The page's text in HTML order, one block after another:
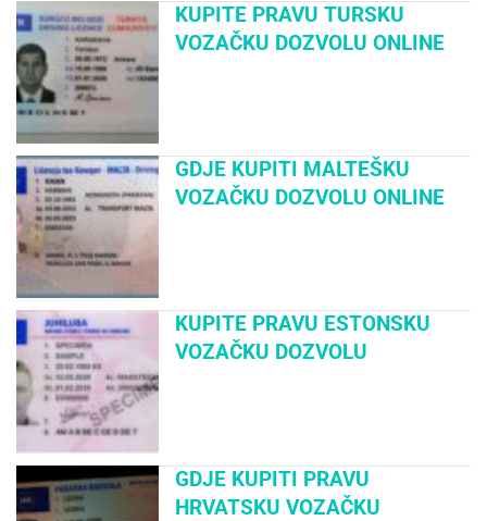
KUPITE PRAVU TURSKU
VOZAČKU DOZVOLU ONLINE
GDJE KUPITI MALTEŠKU
VOZAČKU DOZVOLU ONLINE
KUPITE PRAVU ESTONSKU
VOZAČKU DOZVOLU
GDJE KUPITI PRAVU
HRVATSKU VOZAČKU